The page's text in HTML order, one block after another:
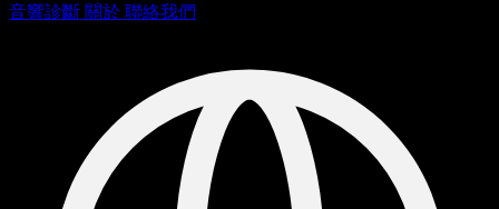
音響診斷 關於 聯絡我們